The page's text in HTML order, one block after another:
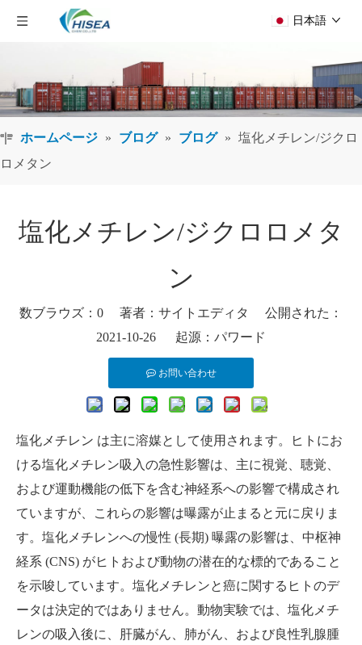
日本語
ホームページ » ブログ » ブログ » 塩化メチレン/ジクロ
ロメタン
塩化メチレン/ジクロロメタ
ン
数ブラウズ： 0 著者：サイトエディタ 公開された：
2021-10-26 起源： パワード
お問い合わせ
塩化メチレン は主に溶媒として使用されます。ヒトにお
ける塩化メチレン吸入の急性影響は、主に視覚、聴覚、
および運動機能の低下を含む神経系への影響で構成され
ていますが、これらの影響は曝露が止まると元に戻りま
す。塩化メチレンへの慢性 (長期) 曝露の影響は、中枢神
経系 (CNS) がヒトおよび動物の潜在的な標的であること
を示唆しています。塩化メチレンと癌に関するヒトのデ
ータは決定的ではありません。動物実験では、塩化メチ
レンの吸入後に、肝臓がん、肺がん、および良性乳腺腫